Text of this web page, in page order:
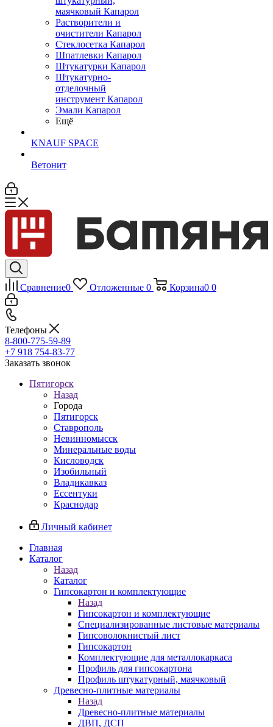
маячковый Капарол
Растворители и
очистители Капарол
Cтеклосетка Капарол
Шпатлевки Капарол
Штукатурки Капарол
Штукатурно-
отделочный
инструмент Капарол
Эмали Капарол
Ещё
KNAUF SPACE
Ветонит
Сравнение0 Отложенные 0 Корзина0 0
Телефоны
8-800-775-59-89
+7 918 754-83-77
Заказать звонок
Пятигорск
Назад
Города
Пятигорск
Ставрополь
Невинномысск
Минеральные воды
Кисловодск
Изобильный
Владикавказ
Ессентуки
Краснодар
Личный кабинет
Главная
Каталог
Назад
Каталог
Гипсокартон и комплектующие
Назад
Гипсокартон и комплектующие
Специализированные листовые материалы
Гипсоволокнистый лист
Гипсокартон
Комплектующие для металлокаркаса
Профиль для гипсокартона
Профиль штукатурный, маячковый
Древесно-плитные материалы
Назад
Древесно-плитные материалы
ДВП, ДСП